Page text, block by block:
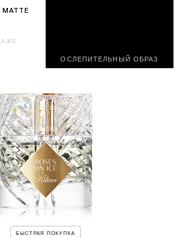
ОСЛЕПИТЕЛЬНЫЙ ОБРАЗ
БЫСТРАЯ ПОКУПКА